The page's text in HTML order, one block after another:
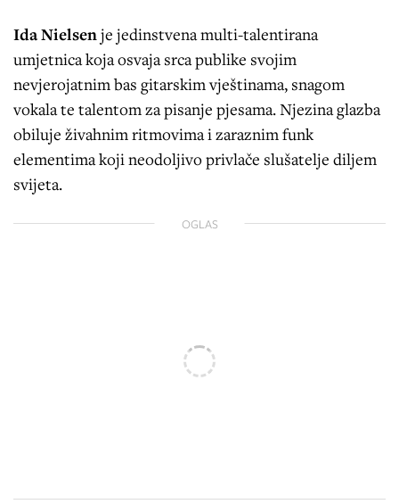
Ida Nielsenje jedinstvena multi-talentirana
umjetnica koja osvaja srca publike svojim
nevjerojatnim bas gitarskim vještinama, snagom
vokala te talentom za pisanje pjesama. Njezina glazba
obiluje živahnim ritmovima i zaraznim funk
elementima koji neodoljivo privlače slušatelje diljem
svijeta.
OGLAS